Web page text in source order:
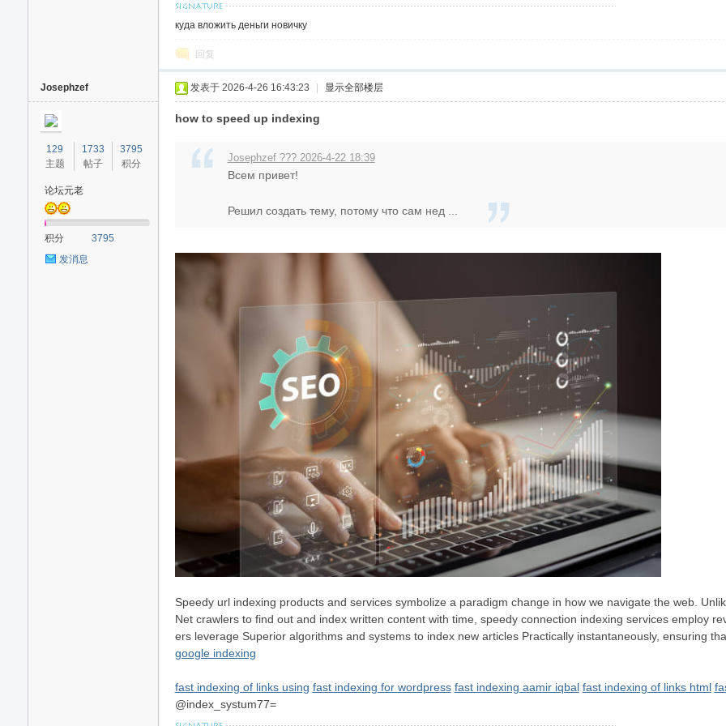
куда вложить деньги новичку
回复
Josephzef
129
主题
1733
帖子
3795
积分
论坛元老
积分
3795
发消息
发表于 2026-4-26 16:43:23 显示全部楼层
how to speed up indexing
Josephzef ??? 2026-4-22 18:39
Всем привет!
Решил создать тему, потому что сам нед ...
Speedy url indexing products and services symbolize a paradigm change in how we navigate the web.
Net crawlers to find out and index written content with time, speedy connection indexing services employ
ers leverage Superior algorithms and systems to index new articles Practically instantaneously, ensuring
google indexing
fast indexing of links using fast indexing for wordpress fast indexing aamir iqbal fast indexing of links html
@index_systum77=